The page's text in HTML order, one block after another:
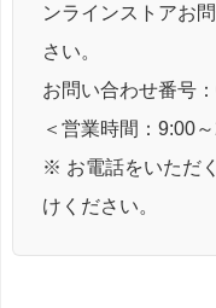
ンラインストアお
さい。
お問い合わせ番号
＜営業時間：9:00
※ お電話をいただ
けください。